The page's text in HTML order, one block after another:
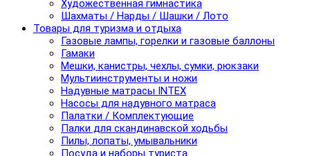
Художественная гимнастика
Шахматы / Нарды / Шашки / Лото
Товары для туризма и отдыха
Газовые лампы, горелки и газовые баллоны
Гамаки
Мешки, канистры, чехлы, сумки, рюкзаки
Мультиинструменты и ножи
Надувные матрасы INTEX
Насосы для надувного матраса
Палатки / Комплектующие
Палки для скандинавской ходьбы
Пилы, лопаты, умывальники
Посуда и наборы туриста